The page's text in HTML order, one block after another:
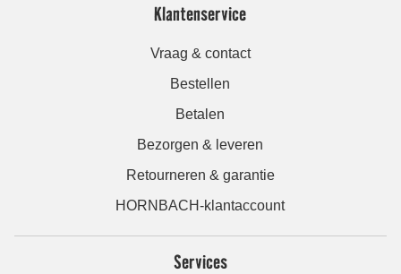
Klantenservice
Vraag & contact
Bestellen
Betalen
Bezorgen & leveren
Retourneren & garantie
HORNBACH-klantaccount
Services